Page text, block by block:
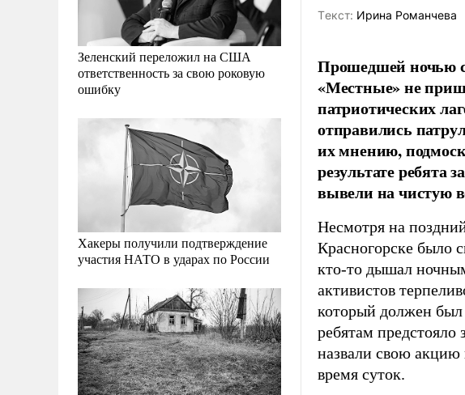
Зеленский переложил на США
ответственность за свою роковую
ошибку
Хакеры получили подтверждение
участия НАТО в ударах по России
Tекст: Ирина Романчева
Прошедшей ночью
«Местные» не
патриотических
отправились
их мнению,
результате ребята
вывели на чистую
Несмотря на
Красногорске было
кто-то дышал
активистов
который должен
ребятам
назвали свою акцию
время суток.